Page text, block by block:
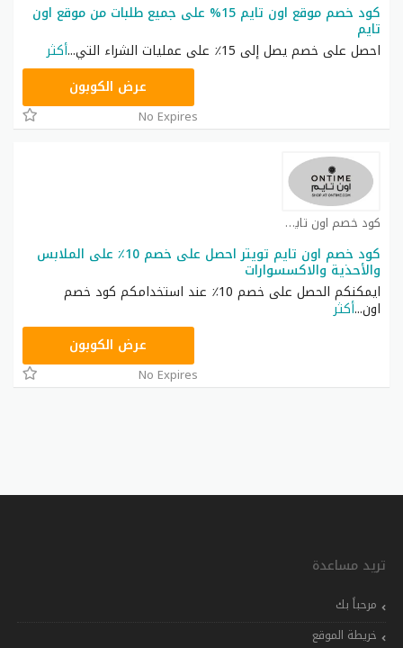
كود خصم موقع اون تايم 15% على جميع طلبات من موقع اون
تايم
احصل على خصم يصل إلى 15٪ على عمليات الشراء التي
...أكثر
عرض الكوبون
No Expires
كود خصم اون تايم كوبون
كود خصم اون تايم تويتر احصل على خصم 10٪ على الملابس
والأحذية والاكسسوارات
ايمكنكم الحصل على خصم 10٪ عند استخدامكم كود خصم
اون...أكثر
عرض الكوبون
No Expires
تريد مساعدة
مرحباً بك
خريطة الموقع